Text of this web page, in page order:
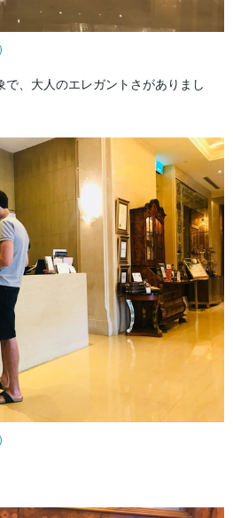
、大人のエレガントさがありまし